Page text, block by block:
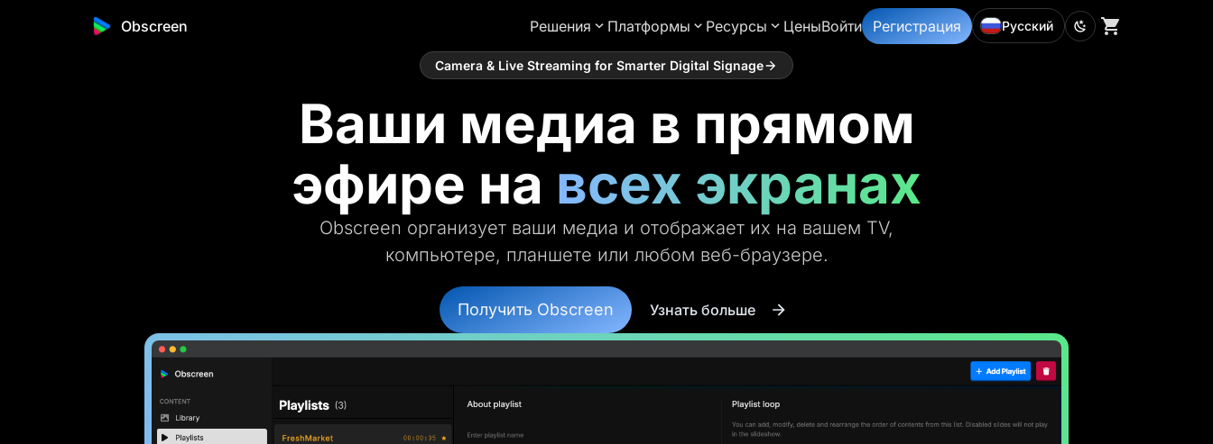
Obscreen Решения Платформы Ресурсы ЦеныВойти Регистрация Русский
Camera & Live Streaming for Smarter Digital Signage
Ваши медиа в прямом
эфире на всех экранах
Obscreen организует ваши медиа и отображает их на вашем TV,
компьютере, планшете или любом веб-браузере.
Получить Obscreen Узнать больше